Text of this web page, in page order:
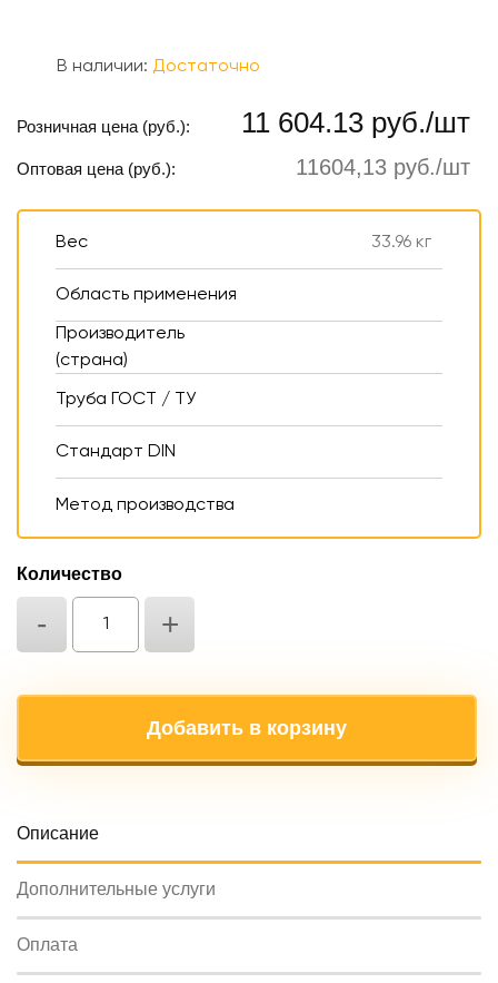
В наличии: Достаточно
Розничная цена (руб.): 11 604.13 руб./шт
Оптовая цена (руб.): 11604,13 руб./шт
Вес 33.96 кг
Область применения
Производитель
(страна)
Труба ГОСТ / ТУ
Стандарт DIN
Метод производства
Количество
- +
Добавить в корзину
Oписание
Дополнительные услуги
Оплата